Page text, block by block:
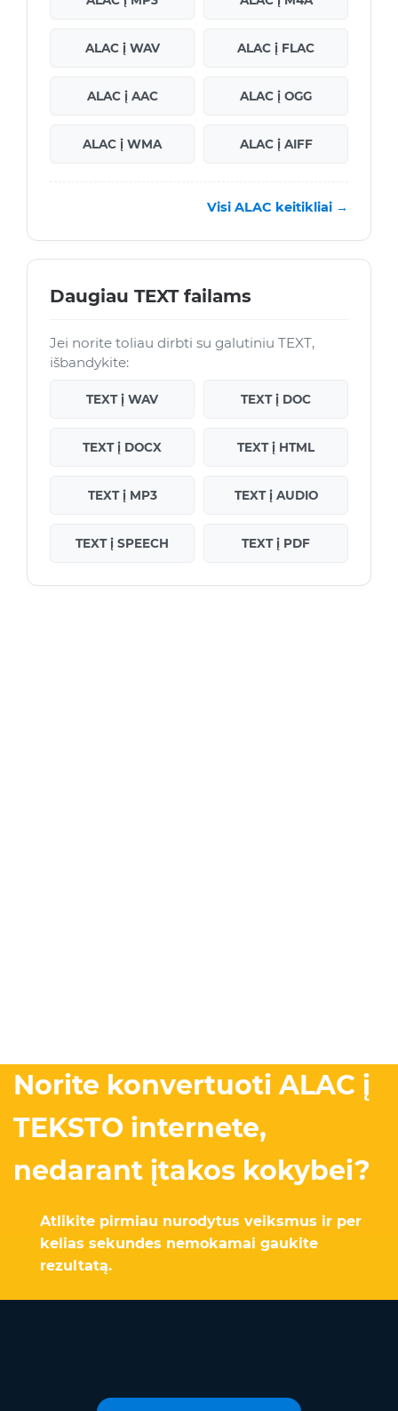
ALAC į WAV ALAC į FLAC
ALAC į AAC ALAC į OGG
ALAC į WMA ALAC į AIFF
Visi ALAC keitikliai →
Daugiau TEXT failams
Jei norite toliau dirbti su galutiniu TEXT,
išbandykite:
TEXT į WAV TEXT į DOC
TEXT į DOCX TEXT į HTML
TEXT į MP3 TEXT į AUDIO
TEXT į SPEECH TEXT į PDF
Norite konvertuoti ALAC į
TEKSTO internete,
nedarant įtakos kokybei?
Atlikite pirmiau nurodytus veiksmus ir per
kelias sekundes nemokamai gaukite
rezultatą.